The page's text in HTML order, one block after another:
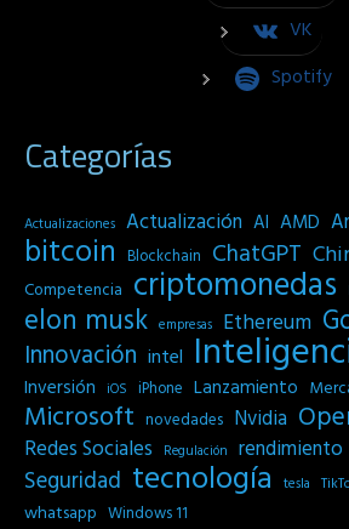
VK
Spotify
Categorías
Actualizaciones Actualización AI AMD
bitcoin Blockchain ChatGPT
Competencia criptomonedas
elon musk empresas Ethereum
Innovación intel
Inversión iOS iPhone Lanzamiento
Microsoft novedades Nvidia
Redes Sociales
Regulación rendimiento
Seguridad tecnología tesla
whatsapp Windows 11